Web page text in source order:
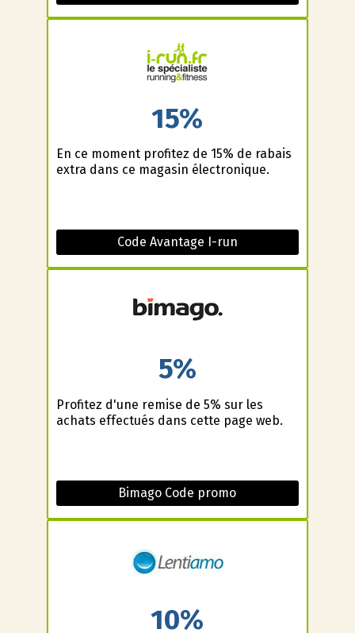
15%
En ce moment profitez de 15% de rabais
extra dans ce magasin électronique.
Code Avantage I-run
5%
Profitez d'une remise de 5% sur les
achats effectués dans cette page web.
Bimago Code promo
10%